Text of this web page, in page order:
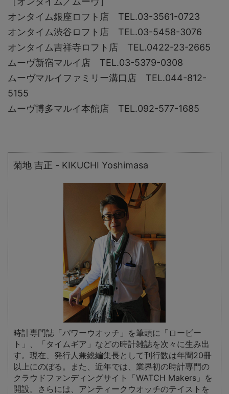
オンタイム銀座ロフト店 TEL.03-3561-0723
オンタイム渋谷ロフト店 TEL.03-5458-3076
オンタイム吉祥寺ロフト店 TEL.0422-23-2665
ムーヴ新宿マルイ店 TEL.03-5379-0308
ムーヴマルイファミリー溝口店 TEL.044-812-
5155
ムーヴ博多マルイ本館店 TEL.092-577-1685
菊地 吉正 - KIKUCHI Yoshimasa
時計専門誌「パワーウオッチ」を筆頭に「ロービー
ト」、「タイムギア」などの時計雑誌を次々に生み出
す。現在、発行人兼総編集長として刊行数は年間20冊
以上にのぼる。また、近年では、業界初の時計専門の
クラウドファンディングサイト「WATCH Makers」を
開設。さらには、アンティークウオッチのテイストを